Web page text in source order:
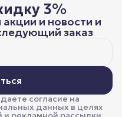
3%
и новости и
заказ
согласие на
данных в целях